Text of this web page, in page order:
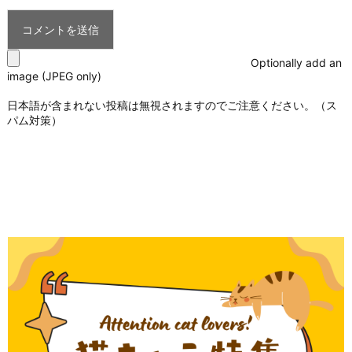
Optionally add an
image (JPEG only)
日本語が含まれない投稿は無視されますのでご注意ください。（ス
パム対策）